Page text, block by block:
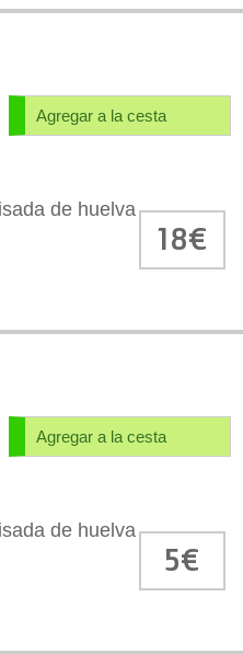
Agregar a la cesta
de huelva
18€
Agregar a la cesta
de huelva
5€